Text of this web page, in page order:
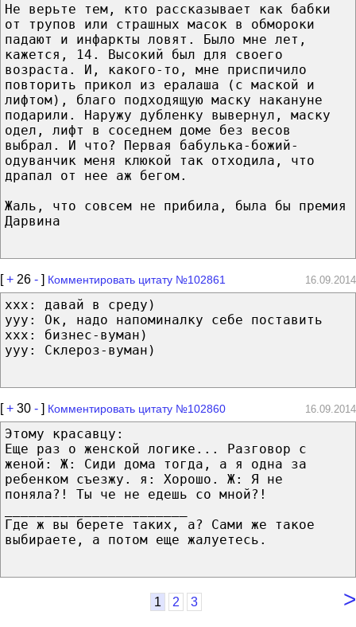
Не верьте тем, кто рассказывает как бабки
от трупов или страшных масок в обмороки
падают и инфаркты ловят. Было мне лет,
кажется, 14. Высокий был для своего
возраста. И, какого-то, мне приспичило
повторить прикол из ералаша (с маской и
лифтом), благо подходящую маску накануне
подарили. Наружу дубленку вывернул, маску
одел, лифт в соседнем доме без весов
выбрал. И что? Первая бабулька-божий-
одуванчик меня клюкой так отходила, что
драпал от нее аж бегом.
Жаль, что совсем не прибила, была бы премия
Дарвина
[+ 26 - ] Комментировать цитату №102861 16.09.2014
ххх: давай в среду)
ууу: Ок, надо напоминалку себе поставить
ххх: бизнес-вуман)
ууу: Склероз-вуман)
[+ 30 - ] Комментировать цитату №102860 16.09.2014
Этому красавцу:
Еще раз о женской логике... Разговор с
женой: Ж: Сиди дома тогда, а я одна за
ребенком съезжу. я: Хорошо. Ж: Я не
поняла?! Ты че не едешь со мной?!
Где ж вы берете таких, а? Сами же такое
выбираете, а потом еще жалуетесь.
>
1 2 3